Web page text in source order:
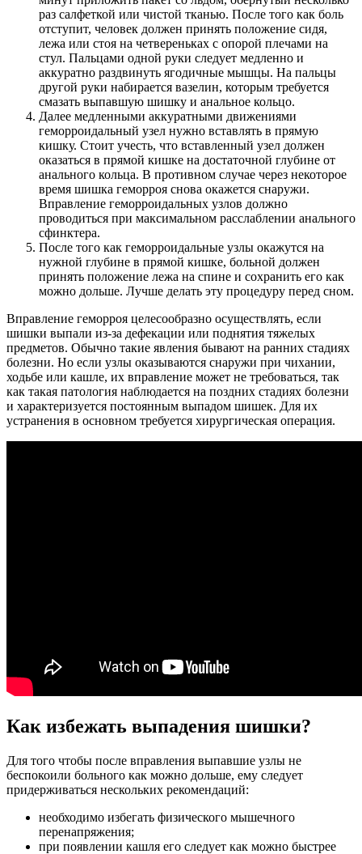
раз салфеткой или чистой тканью. После того как боль
отступит, человек должен принять положение сидя,
лежа или стоя на четвереньках с опорой плечами на
стул. Пальцами одной руки следует медленно и
аккуратно раздвинуть ягодичные мышцы. На пальцы
другой руки набирается вазелин, которым требуется
смазать выпавшую шишку и анальное кольцо.
Далее медленными аккуратными движениями
геморроидальный узел нужно вставлять в прямую
кишку. Стоит учесть, что вставленный узел должен
оказаться в прямой кишке на достаточной глубине от
анального кольца. В противном случае через некоторое
время шишка геморроя снова окажется снаружи.
Вправление геморроидальных узлов должно
проводиться при максимальном расслаблении анального
сфинктера.
После того как геморроидальные узлы окажутся на
нужной глубине в прямой кишке, больной должен
принять положение лежа на спине и сохранить его как
можно дольше. Лучше делать эту процедуру перед сном.
Вправление геморроя целесообразно осуществлять, если
шишки выпали из-за дефекации или поднятия тяжелых
предметов. Обычно такие явления бывают на ранних стадиях
болезни. Но если узлы оказываются снаружи при чихании,
ходьбе или кашле, их вправление может не требоваться, так
как такая патология наблюдается на поздних стадиях болезни
и характеризуется постоянным выпадом шишек. Для их
устранения в основном требуется хирургическая операция.
Как избежать выпадения шишки?
Для того чтобы после вправления выпавшие узлы не
беспокоили больного как можно дольше, ему следует
придерживаться нескольких рекомендаций:
необходимо избегать физического мышечного
перенапряжения;
при появлении кашля его следует как можно быстрее